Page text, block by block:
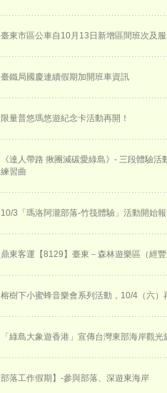
臺東市區公車自10月13日新增區間班次及
臺鐵局國慶連續假期加開班車資訊
限量普悠瑪悠遊紀念卡活動再開！
《達人帶路 揪團減碳愛綠島》- 三段體驗
練習曲
10/3「瑪洛阿瀧部落-竹筏體驗」活動開始
鼎東客運【8129】臺東－森林遊樂區（經
榕樹下小蜜蜂音樂會系列活動，10/4（六）
「綠島大象遊香港」宣傳台灣東部海岸觀
部落工作假期】-參與部落、深遊東海岸